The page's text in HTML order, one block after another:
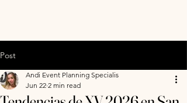
Post
Andi Event Planning Specialis
Jun 22 2 min read